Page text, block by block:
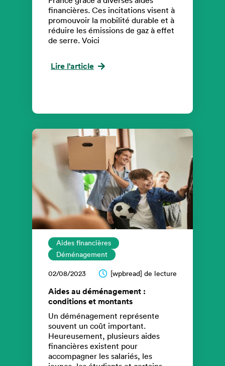
financières. Ces incitations visent à
promouvoir la mobilité durable et à
réduire les émissions de gaz à effet
de serre. Voici
Lire l'article
Aides financières
Déménagement
02/08/2023 [wpbread] de lecture
Aides au déménagement :
conditions et montants
Un déménagement représente
souvent un coût important.
Heureusement, plusieurs aides
financières existent pour
accompagner les salariés, les